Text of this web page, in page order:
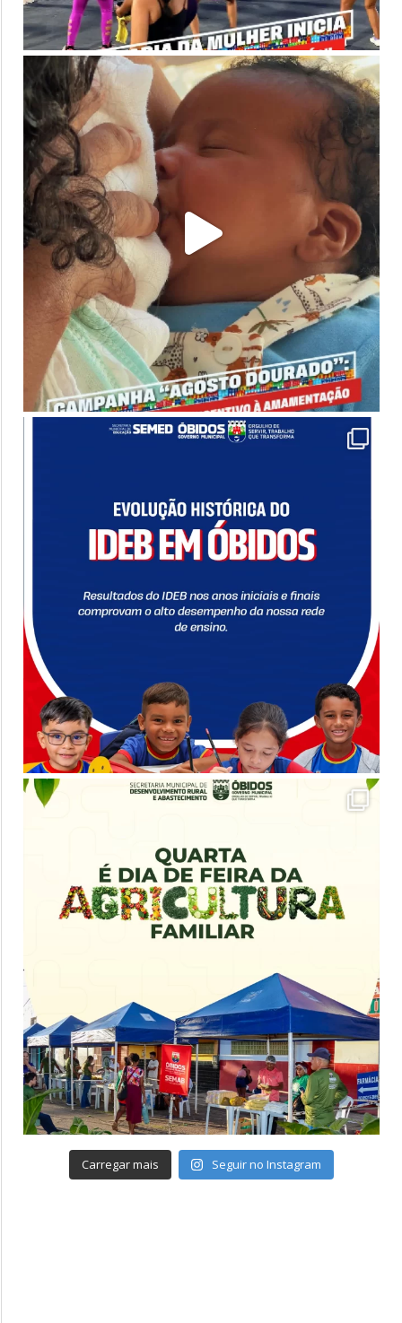
Carregar mais Seguir no Instagram